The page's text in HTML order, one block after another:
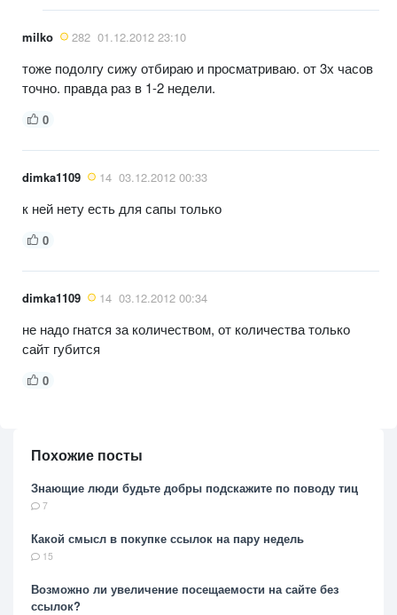
milko 282 01.12.2012 23:10
тоже подолгу сижу отбираю и просматриваю. от 3х часов
точно. правда раз в 1-2 недели.
0
dimka1109 14 03.12.2012 00:33
к ней нету есть для сапы только
0
dimka1109 14 03.12.2012 00:34
не надо гнатся за количеством, от количества только
сайт губится
0
Похожие посты
Знающие люди будьте добры подскажите по поводу тиц
7
Какой смысл в покупке ссылок на пару недель
15
Возможно ли увеличение посещаемости на сайте без
ссылок?